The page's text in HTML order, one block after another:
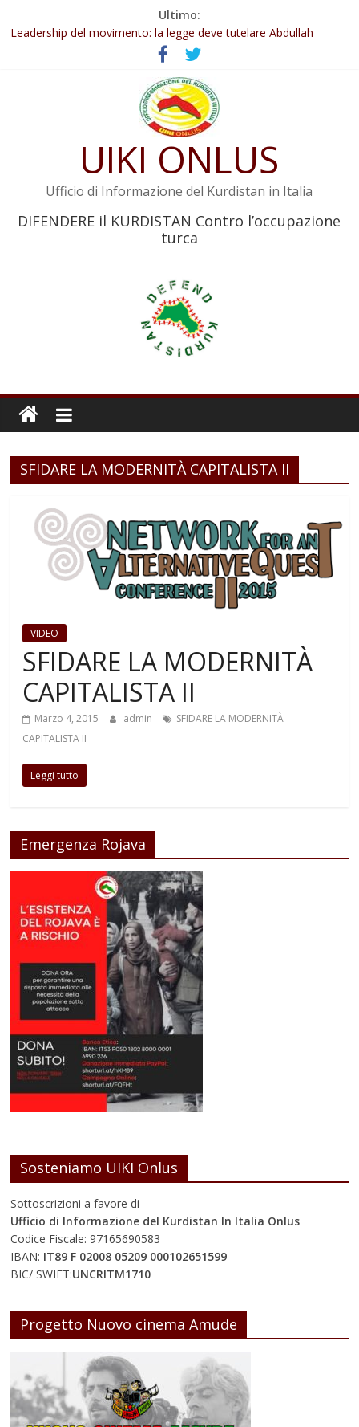
Ultimo:
Abdullah Öcalan: Le legge negativa deve essere trasformata in
legge positiva
Leadership del movimento: la legge deve tutelare Abdullah
Commissione donne del KNK: Şengal è di nuovo sotto minaccia
Non tenere conto della situazione di Rêber Apo ostacolerebbe
Il KNK chiede un’azione internazionale contro i crimini di guerra
UIKI ONLUS
Ufficio di Informazione del Kurdistan in Italia
DIFENDERE il KURDISTAN Contro l’occupazione
turca
SFIDARE LA MODERNITÀ CAPITALISTA II
VIDEO
SFIDARE LA MODERNITÀ
CAPITALISTA II
Marzo 4, 2015 admin
SFIDARE LA MODERNITÀ
CAPITALISTA II
Leggi tutto
Emergenza Rojava
Sosteniamo UIKI Onlus
Sottoscrizioni a favore di
Ufficio di Informazione del Kurdistan In Italia Onlus
Codice Fiscale: 97165690583
IBAN: IT89 F 02008 05209 000102651599
BIC/ SWIFT:UNCRITM1710
Progetto Nuovo cinema Amude